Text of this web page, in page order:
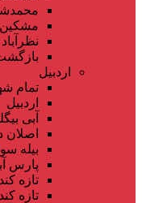
نظرآباد
اردبیل
تمام
اردبیل
آبی
اصلان
بیله
پارس
تازه کند
تازه